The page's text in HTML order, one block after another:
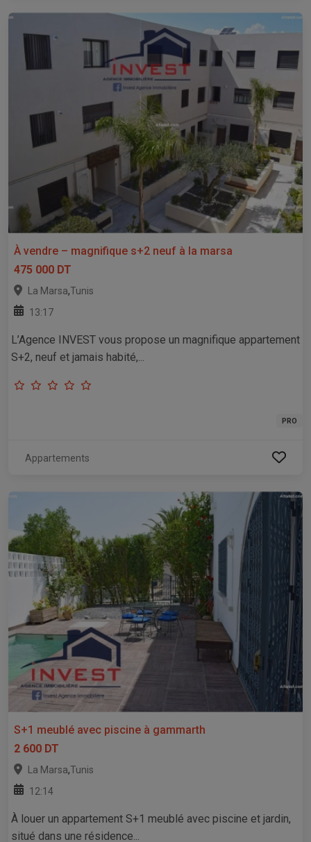
À vendre – magnifique s+2 neuf à la marsa
475 000 DT
La Marsa,Tunis
13:17
L’Agence INVEST vous propose un magnifique appartement
S+2, neuf et jamais habité,...
PRO
Appartements
S+1 meublé avec piscine à gammarth
2 600 DT
La Marsa,Tunis
12:14
À louer un appartement S+1 meublé avec piscine et jardin,
situé dans une résidence...